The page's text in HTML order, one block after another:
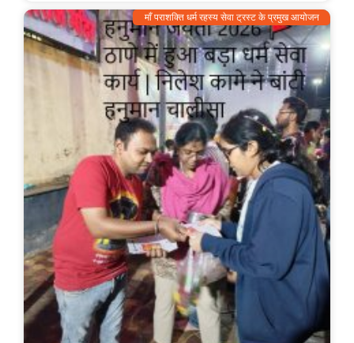
माँ पराशक्ति धर्म रहस्य सेवा ट्रस्ट के प्रमुख आयोजन